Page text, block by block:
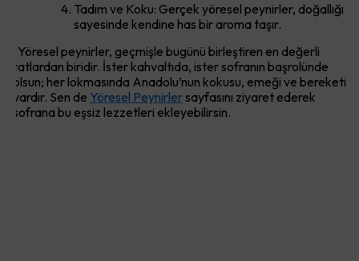
Tadım ve Koku: Gerçek yöresel peynirler, doğallığı
sayesinde kendine has bir aroma taşır.
Yöresel peynirler, geçmişle bugünü birleştiren en değerli
tatlardan biridir. İster kahvaltıda, ister sofranın başrolünde
olsun; her lokmasında Anadolu’nun kokusu, emeği ve bereketi
vardır. Sen de Yöresel Peynirlersayfasını ziyaret ederek
sofrana bu eşsiz lezzetleri ekleyebilirsin.